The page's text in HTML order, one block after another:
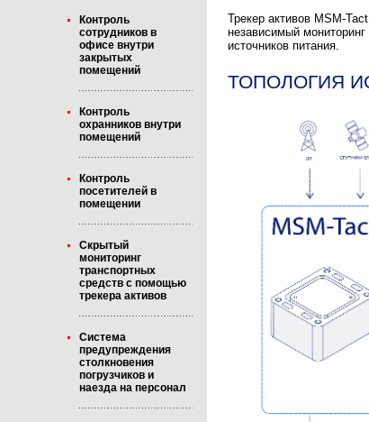
Контроль
сотрудников в
офисе внутри
закрытых
помещений
Контроль
охранников внутри
помещений
Контроль
посетителей в
помещении
Скрытый
мониторинг
транспортных
средств с помощью
трекера активов
Система
предупреждения
столкновения
погрузчиков и
наезда на персонал
Трекер активов MSM-
независимый
источников питания.
ТОПОЛОГИЯ